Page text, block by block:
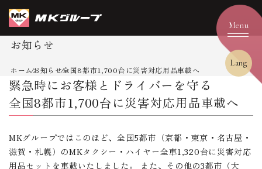
Lang
お知らせ
ホームお知らせ全国8都市1,700台に災害対応用品車載へ
緊急時にお客様とドライバーを守る
全国8都市1,700台に災害対応用品車載へ
MKグループではこのほど、全国5都市（京都・東京・名古屋・
滋賀・札幌）のMKタクシー・ハイヤー全車1,320台に災害対応
用品セットを車載いたしました。 また、その他の3都市（大